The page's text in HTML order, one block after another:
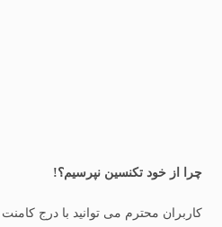
چرا از خود تکنسین نپرسیم؟!
کاربران محترم می توانید با درج